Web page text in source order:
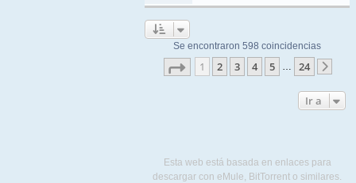
Se encontraron 598 coincidencias
Página de 24
1 2 3 4 5 … 24
Ir a
Esta web está basada en enlaces para
descargar con eMule, BitTorrent o similares.